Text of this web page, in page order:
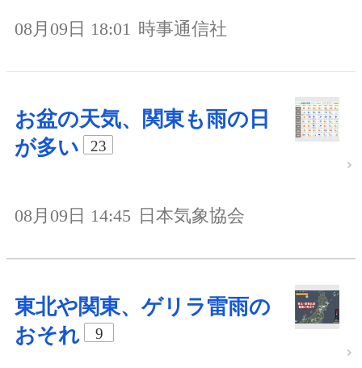
08月09日 18:01 時事通信社
お盆の天気、関東も雨の日
が多い
23
08月09日 14:45 日本気象協会
東北や関東、ゲリラ雷雨の
おそれ
9